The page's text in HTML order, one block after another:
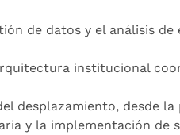
de datos y el análisis de
institucional
desplazamiento, desde la
y la implementación de